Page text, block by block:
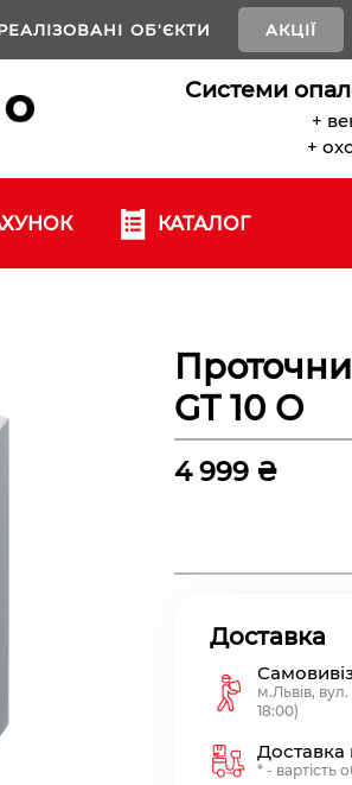
ОБ'ЄКТИ АКЦІЇ
Системи
+
+
КАТАЛОГ
GT 10 О
4 999 ₴
Доставка
м.Львів,
18:00)
Доставка
* - вартість